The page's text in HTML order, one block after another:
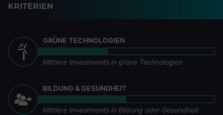
KRITERIEN
GRÜNE TECHNOLOGIEN
Mittlere Investments in grüne Technologien
BILDUNG & GESUNDHEIT
Mittlere Investments in Bildung oder Gesundheit